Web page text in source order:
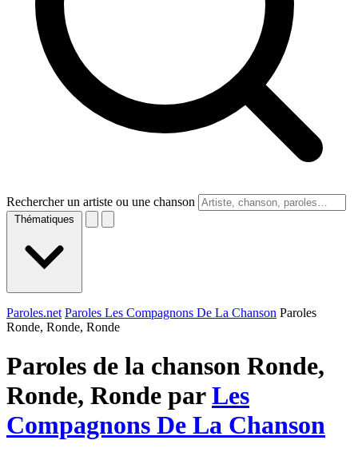
Rechercher un artiste ou une chanson
Thématiques
Paroles.net Paroles Les Compagnons De La Chanson Paroles
Ronde, Ronde, Ronde
Paroles de la chanson Ronde,
Ronde, Ronde parLes
Compagnons De La Chanson